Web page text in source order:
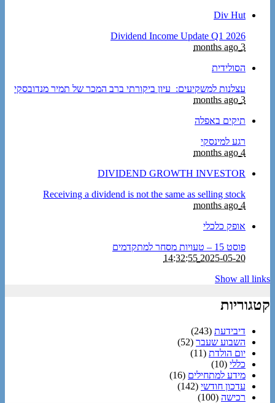
Div Hut
Dividend Income Update Q1 2026
3 months ago
הסולידית
עצלנות למשקיעים: עיון ביקורתי ברב המכר של תמיר מנדובסקי
3 months ago
תיקים באפלה
רגע למינסקי
4 months ago
DIVIDEND GROWTH INVESTOR
Receiving a dividend is not the same as selling stock
4 months ago
אופק כלכלי
פוסט 15 – טעויות מסחר למתקדמים
2025-05-20 14:32:55
Show all links
קטגוריות
דיבידעת (243)
השבוע שעבר (52)
יום הולדת (11)
כללי (10)
מידע למתחילים (16)
עדכון חודשי (142)
רכישה (100)